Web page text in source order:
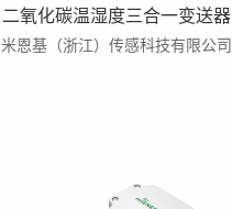
二氧化碳温湿度三合一变送器
米恩基（浙江）传感科技有限公司